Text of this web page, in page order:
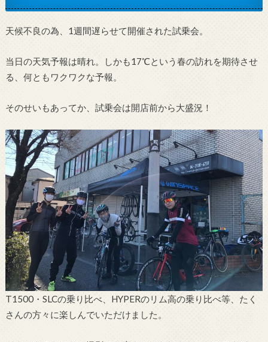
天候不良の為、1週間遅らせて開催された試乗会。
当日の天気予報は晴れ。しかも17℃という春の訪れを期待させ
る、何ともワクワクな予報。
そのせいもあってか、試乗会は開店前から大盛況！
T1500・SLCの乗り比べ、HYPERのリム高の乗り比べ等、たく
さんの方々に楽しんでいただけました。